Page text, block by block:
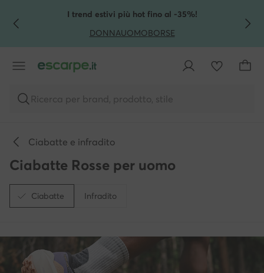
VAI AL CONTENUTO PRINCIPALE
VAI ALLA RICERCAI trend estivi più hot fino al -35%!
DONNAUOMOBORSE
Ricerca per brand, prodotto, stile
Ciabatte e infradito
Ciabatte Rosse per uomo
Ciabatte Infradito